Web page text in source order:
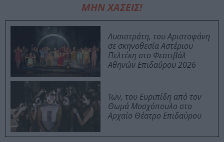
ΜΗΝ ΧΑΣΕΙΣ!
Λυσιστράτη, του Αριστοφάνη
σε σκηνοθεσία Αστέριου
Πελτέκη στο Φεστιβάλ
Αθηνών Επιδαύρου 2026
Ίων, του Ευριπίδη από τον
Θωμά Μοσχόπουλο στο
Αρχαίο Θέατρο Επιδαύρου